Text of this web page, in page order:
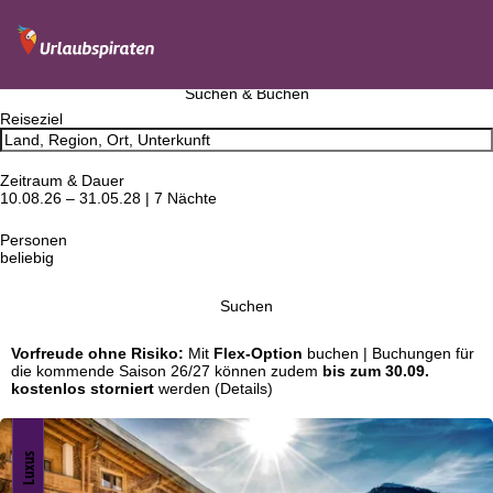
Suchen & Buchen
Reiseziel
Zeitraum & Dauer
10.08.26 – 31.05.28 | 7 Nächte
Personen
beliebig
Suchen
Vorfreude ohne Risiko: Mit Flex-Option buchen | Buchungen für
die kommende Saison 26/27 können zudem bis zum 30.09.
kostenlos storniert werden (Details)
Luxus